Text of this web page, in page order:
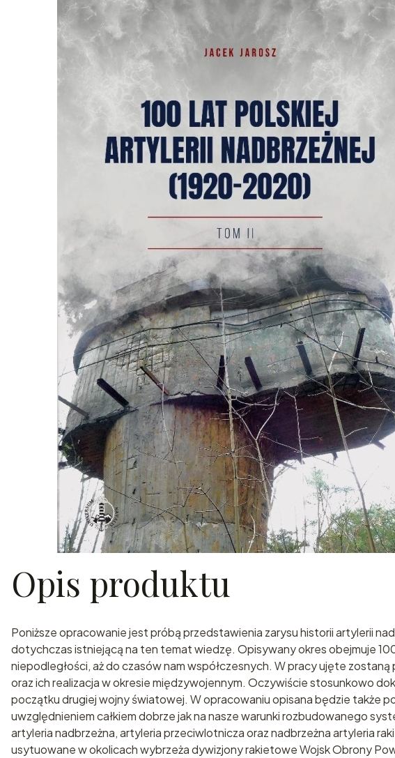
Opis produktu
Poniższe opracowanie jest próbą przedstawienia zarysu historii artylerii
dotychczas istniejącą na ten temat wiedzę. Opisywany okres obejmuje
niepodległości, aż do czasów nam współczesnych. W pracy ujęte
oraz ich realizacja w okresie międzywojennym. Oczywiście stosunkowo
początku drugiej wojny światowej. W opracowaniu opisana będzie także
uwzględnieniem całkiem dobrze jak na nasze warunki rozbudowanego
artyleria nadbrzeżna, artyleria przeciwlotnicza oraz nadbrzeżna artyleria
usytuowane w okolicach wybrzeża dywizjony rakietowe Wojsk Obrony